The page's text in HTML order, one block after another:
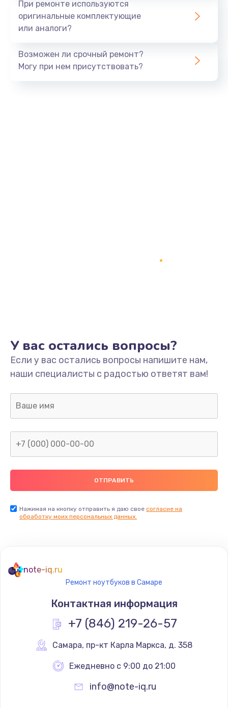
При ремонте используются
оригинальные комплектующие
или аналоги?
Возможен ли срочный ремонт?
Могу при нем присутствовать?
У вас остались вопросы?
Если у вас остались вопросы напишите нам,
наши специалисты с радостью ответят вам!
Нажимая на кнопку отправить я даю свое согласие на
обработку моих персональных данных.
note-iq.ru
Ремонт ноутбуков в Самаре
Контактная информация
+7 (846) 219-26-57
Самара, пр-кт Карла Маркса, д. 358
Ежедневно с 9:00 до 21:00
info@note-iq.ru